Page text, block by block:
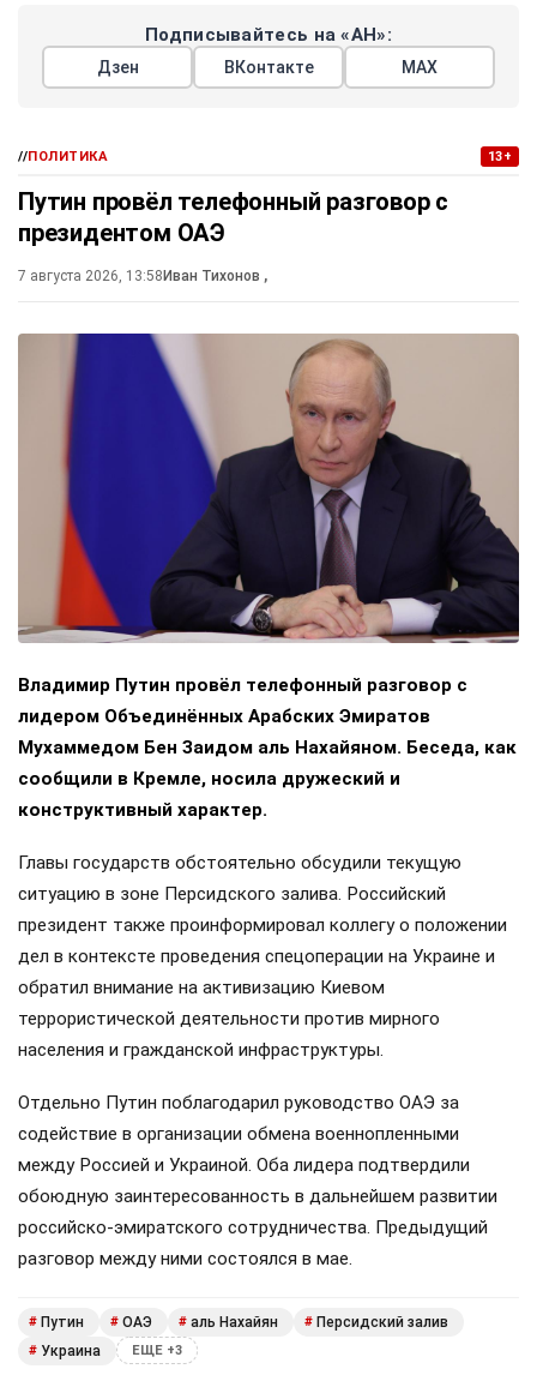
Подписывайтесь на «АН»:
Дзен ВКонтакте МАХ
//ПОЛИТИКА 13+
Путин провёл телефонный разговор с
президентом ОАЭ
7 августа 2026, 13:58 Иван Тихонов ,
Владимир Путин провёл телефонный разговор с
лидером Объединённых Арабских Эмиратов
Мухаммедом Бен Заидом аль Нахайяном. Беседа, как
сообщили в Кремле, носила дружеский и
конструктивный характер.
Главы государств обстоятельно обсудили текущую
ситуацию в зоне Персидского залива. Российский
президент также проинформировал коллегу о положении
дел в контексте проведения спецоперации на Украине и
обратил внимание на активизацию Киевом
террористической деятельности против мирного
населения и гражданской инфраструктуры.
Отдельно Путин поблагодарил руководство ОАЭ за
содействие в организации обмена военнопленными
между Россией и Украиной. Оба лидера подтвердили
обоюдную заинтересованность в дальнейшем развитии
российско-эмиратского сотрудничества. Предыдущий
разговор между ними состоялся в мае.
# Путин # ОАЭ # аль Нахайян # Персидский залив
# Украина ЕЩЕ +3